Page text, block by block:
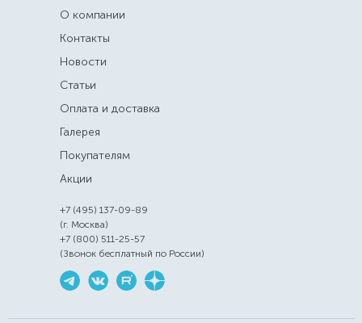
О компании
Контакты
Новости
Статьи
Оплата и доставка
Галерея
Покупателям
Акции
+7 (495) 137-09-89
(г. Москва)
+7 (800) 511-25-57
(Звонок бесплатный по России)